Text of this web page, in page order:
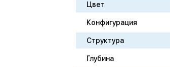
Цвет
Конфигурация
Структура
Глубина